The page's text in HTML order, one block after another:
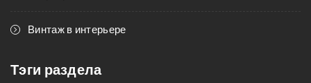
Винтаж в интерьере
Тэги раздела